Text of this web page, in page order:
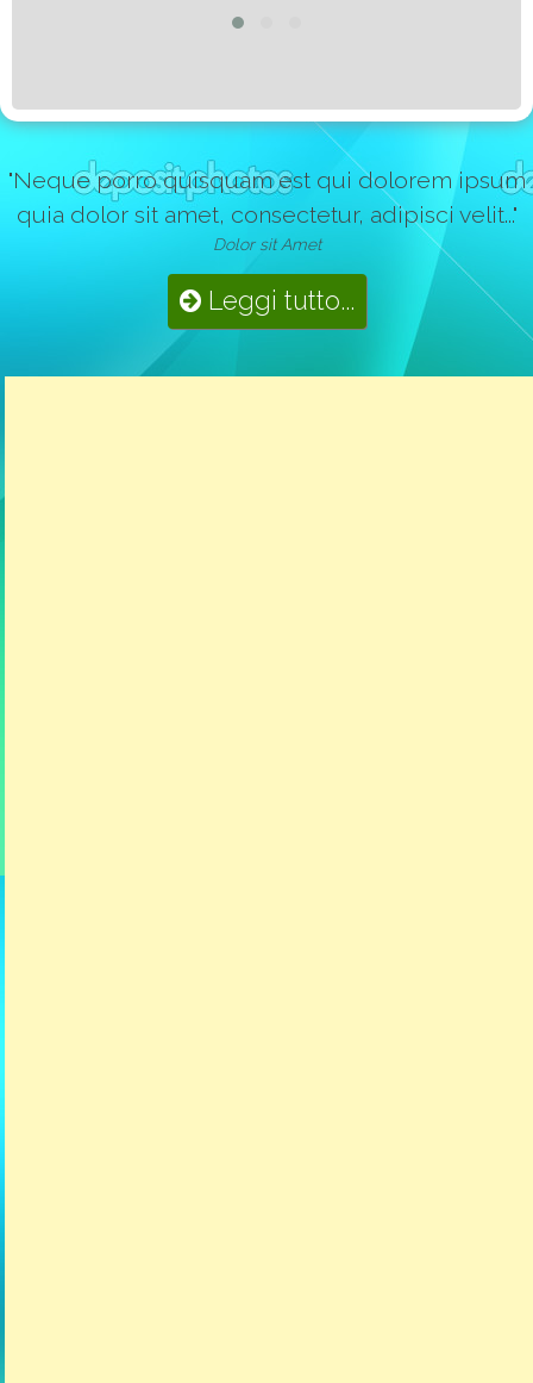
"Neque porro quisquam est qui dolorem ipsum
quia dolor sit amet, consectetur, adipisci velit..."
Dolor sit Amet
Leggi tutto...